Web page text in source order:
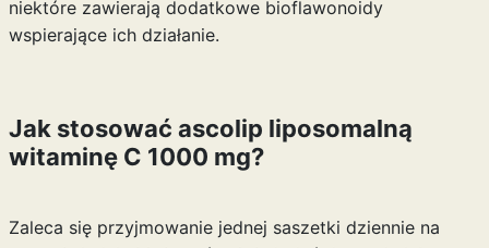
niektóre zawierają dodatkowe bioflawonoidy
wspierające ich działanie.
Jak stosować ascolip liposomalną
witaminę C 1000 mg?
Zaleca się przyjmowanie jednej saszetki dziennie na